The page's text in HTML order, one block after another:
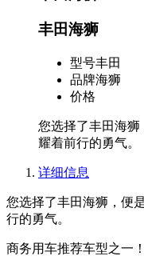
丰田海狮
型号丰田
品牌海狮
价格
您选择了丰田海狮
耀着前行的勇气。
详细信息
您选择了丰田海狮，便
行的勇气。
商务用车推荐车型之一！